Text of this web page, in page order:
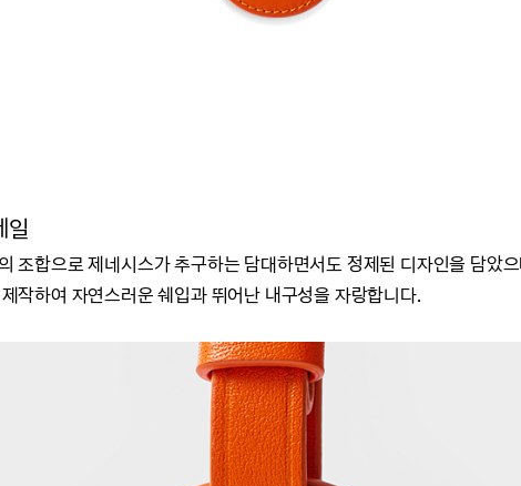
일
조합으로제네시스가 추구하는 담대하면서도 정제된 디자인을 담았
작하여 자연스러운 쉐입과 뛰어난 내구성을 자랑합니다.